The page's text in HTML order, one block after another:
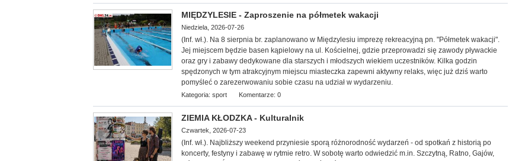
MIĘDZYLESIE - Zaproszenie na półmetek wakacji
Niedziela, 2026-07-26
(Inf. wł.). Na 8 sierpnia br. zaplanowano w Międzylesiu imprezę rekreacyjną pn. "Półmetek wakacji".
Jej miejscem będzie basen kąpielowy na ul. Kościelnej, gdzie przeprowadzi się zawody pływackie
oraz gry i zabawy dedykowane dla starszych i młodszych wiekiem uczestników. Kilka godzin
spędzonych w tym atrakcyjnym miejscu miasteczka zapewni aktywny relaks, więc już dziś warto
pomyśleć o zarezerwowaniu sobie czasu na udział w wydarzeniu.
Kategoria: sport Komentarze: 0
ZIEMIA KŁODZKA - Kulturalnik
Czwartek, 2026-07-23
(Inf. wł.). Najbliższy weekend przyniesie sporą różnorodność wydarzeń - od spotkań z historią po
koncerty, festyny i zabawę w rytmie retro. W sobotę warto odwiedzić m.in. Szczytną, Ratno, Gajów,